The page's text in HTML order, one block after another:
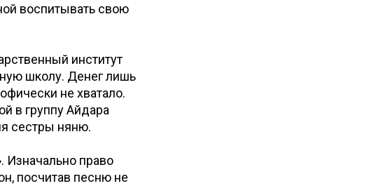
воспитывать свою
институт
школу. Денег лишь
не хватало.
в группу Айдара
сестры няню.
Изначально право
посчитав песню не